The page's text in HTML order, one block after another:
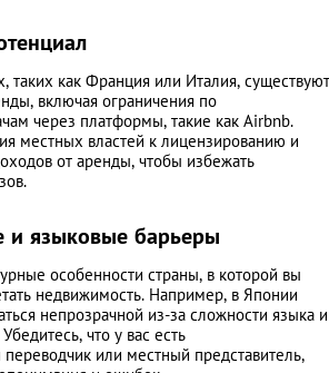
таких как Франция или Италия, существуют
включая ограничения по
через платформы, такие как Airbnb.
местных властей к лицензированию и
от аренды, чтобы избежать
и языковые барьеры
особенности страны, в которой вы
недвижимость. Например, в Японии
непрозрачной из-за сложности языка и
что у вас есть
или местный представитель,